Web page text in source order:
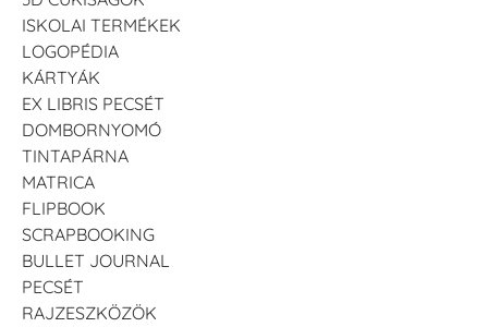
ISKOLAI TERMÉKEK
LOGOPÉDIA
KÁRTYÁK
EX LIBRIS PECSÉT
DOMBORNYOMÓ
TINTAPÁRNA
MATRICA
FLIPBOOK
SCRAPBOOKING
BULLET JOURNAL
PECSÉT
RAJZESZKÖZÖK